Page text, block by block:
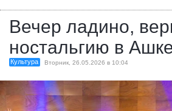
Вечер ладино,
ностальгию в
Культура Вторник, 26.05.2026 в 10:04